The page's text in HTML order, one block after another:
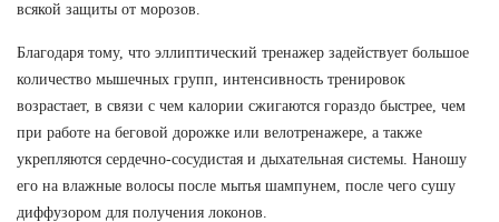
всякой защиты от морозов.
Благодаря тому, что эллиптический тренажер задействует большое
количество мышечных групп, интенсивность тренировок
возрастает, в связи с чем калории сжигаются гораздо быстрее, чем
при работе на беговой дорожке или велотренажере, а также
укрепляются сердечно-сосудистая и дыхательная системы. Наношу
его на влажные волосы после мытья шампунем, после чего сушу
диффузором для получения локонов.